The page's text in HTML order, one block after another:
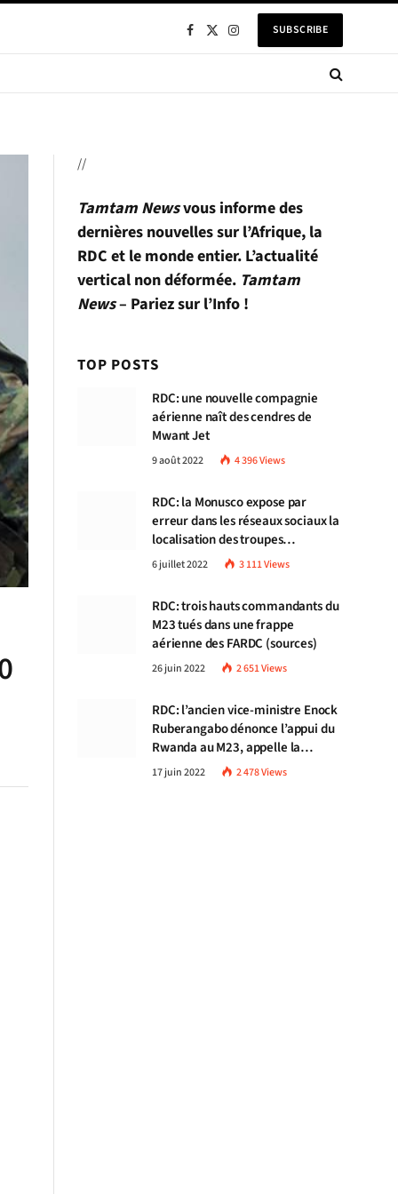
Facebook
X
InstagramSUBSCRIBE
//
Tamtam Newsvous informe des
dernières nouvelles sur l’Afrique, la
RDC et le monde entier. L’actualité
vertical non déformée. Tamtam
News– Pariez sur l’Info !
TOP POSTS
RDC: une nouvelle compagnie
aérienne naît des cendres de
Mwant Jet
9 août 2022 4 396Views
RDC: la Monusco expose par
erreur dans les réseaux sociaux la
localisation des troupes
congolaises
6 juillet 2022 3 111Views
RDC: trois hauts commandants du
M23 tués dans une frappe
aérienne des FARDC (sources)
26 juin 2022 2 651Views
RDC: l’ancien vice-ministre Enock
Ruberangabo dénonce l’appui du
Rwanda au M23, appelle la
communauté internationale à
stopper Kigali
17 juin 2022 2 478Views